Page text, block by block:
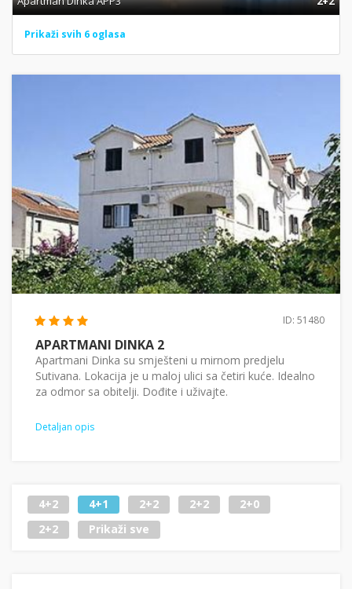
Prikaži svih 6 oglasa
ID: 51480
APARTMANI DINKA 2
Apartmani Dinka su smješteni u mirnom predjelu
Sutivana. Lokacija je u maloj ulici sa četiri kuće. Idealno
za odmor sa obitelji. Dođite i uživajte.
Detaljan opis
4+2 4+1 2+2 2+2
2+0
2+2
Prikaži sve